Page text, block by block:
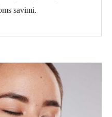
savimi.